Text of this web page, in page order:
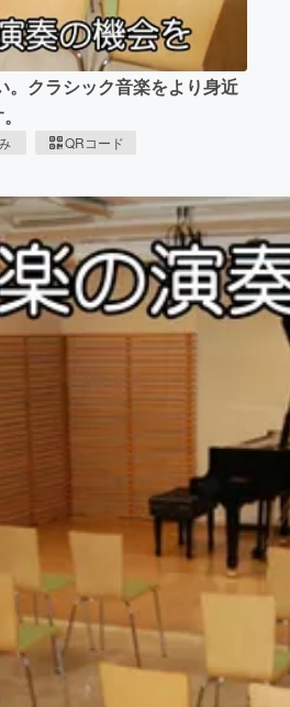
。クラシック音楽をより身近
QRコード